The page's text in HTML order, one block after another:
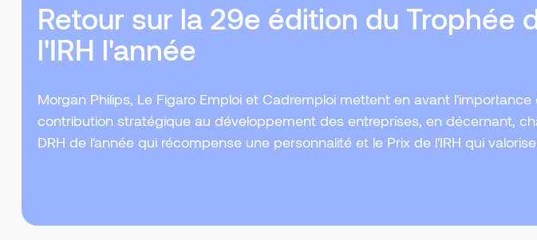
Retour sur la 29e édition du Trophée
l'IRH l'année
Morgan Philips, Le Figaro Emploi et Cadremploi mettent en avant
contribution stratégique au développement des entreprises, en décernant,
DRH de l'année qui récompense une personnalité et le Prix de l'IRH qui